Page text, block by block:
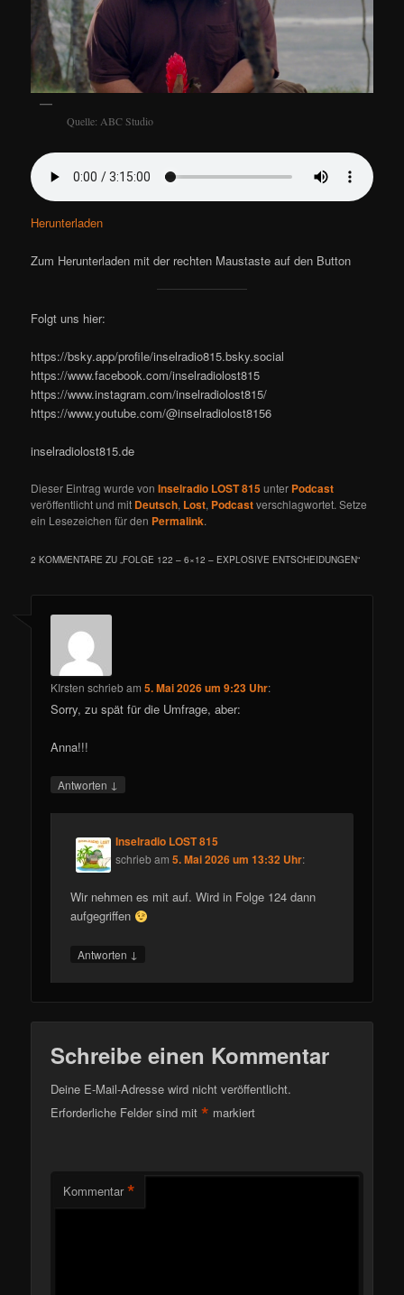
Quelle: ABC Studio
Herunterladen
Zum Herunterladen mit der rechten Maustaste auf den Button
Folgt uns hier:
https://bsky.app/profile/inselradio815.bsky.social
https://www.facebook.com/inselradiolost815
https://www.instagram.com/inselradiolost815/
https://www.youtube.com/@inselradiolost8156
inselradiolost815.de
Dieser Eintrag wurde vonInselradio LOST 815unter Podcast
veröffentlicht und mit Deutsch, Lost, Podcastverschlagwortet. Setze
ein Lesezeichen für den Permalink.
2 KOMMENTARE ZU „ FOLGE 122 – 6×12 – EXPLOSIVE ENTSCHEIDUNGEN“
KIrsten schriebam5. Mai 2026 um 9:23 Uhr:
Sorry, zu spät für die Umfrage, aber:
Anna!!!
Antworten ↓
Inselradio LOST 815
schriebam5. Mai 2026 um 13:32 Uhr:
Wir nehmen es mit auf. Wird in Folge 124 dann
aufgegriffen
Antworten ↓
Schreibe einen Kommentar
Deine E-Mail-Adresse wird nicht veröffentlicht.
Erforderliche Felder sind mit* markiert
Kommentar *